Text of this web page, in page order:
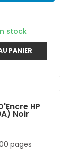
stock
PANIER
HP
Noir
pages